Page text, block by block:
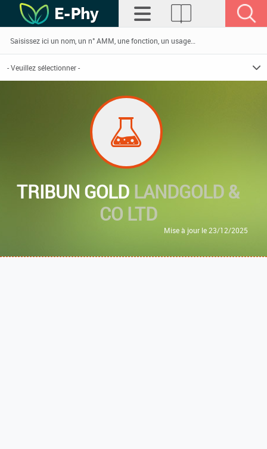
TRIBUN GOLD LANDGOLD &
CO LTD
Mise à jour le 23/12/2025